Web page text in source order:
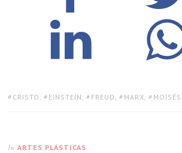
TAGS:
CRISTO , EINSTEIN , FREUD , MARX , MOISÉS
In ARTES PLÁSTICAS